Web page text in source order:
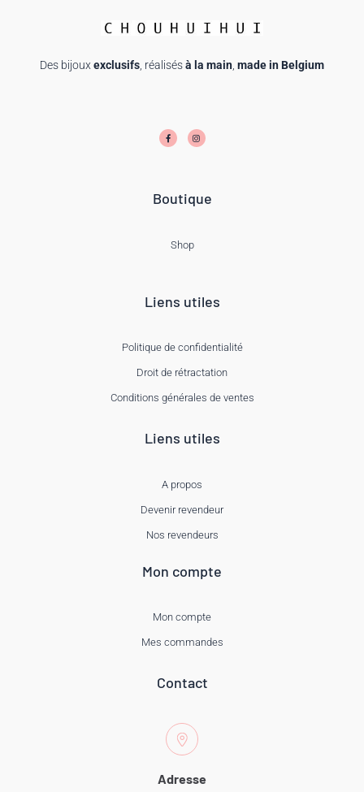
Des bijoux exclusifs , réalisésà la main made in Belgium
c
e
b
s
t
a
Boutique
Shop
Liens utiles
Politique de confidentialité
Droit de rétractation
Conditions générales de ventes
Liens utiles
A propos
Devenir revendeur
Nos revendeurs
Mon compte
Mon compte
Mes commandes
Contact
Adresse